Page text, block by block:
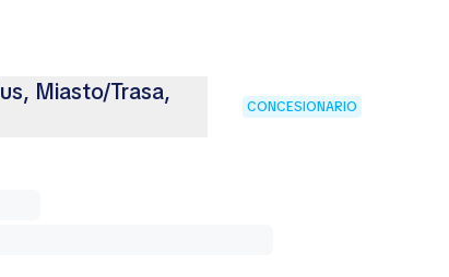
Miasto/Trasa,
CONCESIONARIO